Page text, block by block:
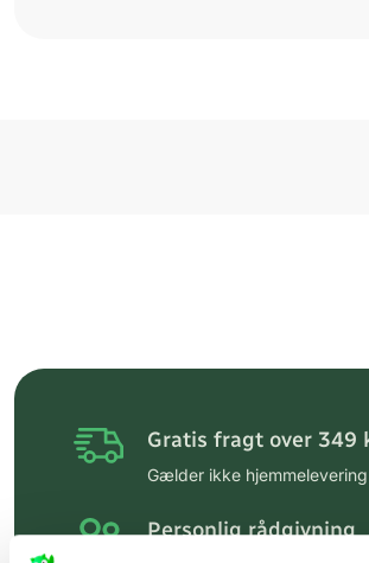
Gratis fragt over 349
Gælder ikke hjemmelevering
Personlig rådgivning